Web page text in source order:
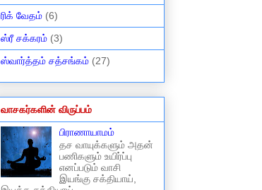
ரிக் வேதம் (6)
ஸ்ரீ சக்கரம் (3)
ஸ்வார்த்தம் சத்சங்கம் (27)
வாசகர்களின் விருப்பம்
பிராணாயாமம்
தச வாயுக்களும் அதன்
பணிகளும் உயிர்ப்பு
எனப்படும் வாசி
இயங்கு சக்தியாய்,